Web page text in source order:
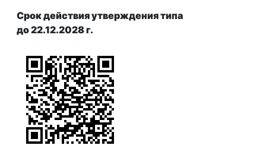
Срок действия утверждения типа
до 22.12.2028 г.